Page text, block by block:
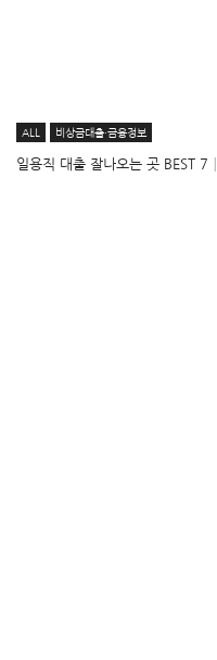
ALL 비상금대출·금융정보
일용직 대출 잘나오는 곳 BEST